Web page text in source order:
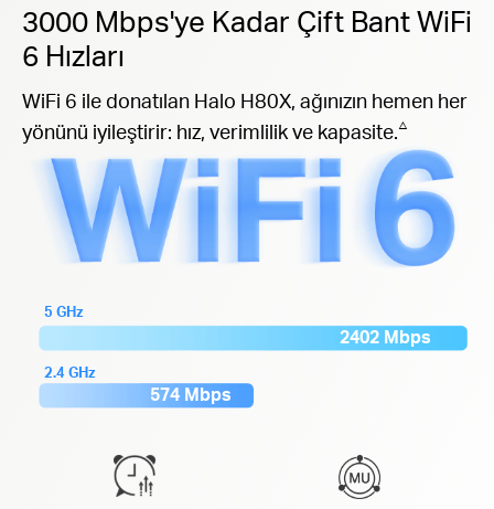
3000 Mbps'ye Kadar Çift Bant WiFi
6 Hızları
WiFi 6 ile donatılan Halo H80X, ağınızın hemen her
yönünü iyileştirir: hız, verimlilik ve kapasite.△
5 GHz
2402 Mbps
2.4 GHz
574 Mbps